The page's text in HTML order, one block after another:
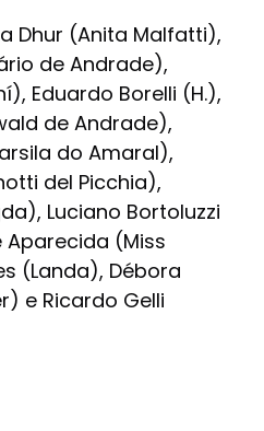
Dhur (Anita Malfatti),
de Andrade),
Eduardo Borelli (H.),
de Andrade),
do Amaral),
del Picchia),
Luciano Bortoluzzi
Aparecida (Miss
(Landa), Débora
e Ricardo Gelli